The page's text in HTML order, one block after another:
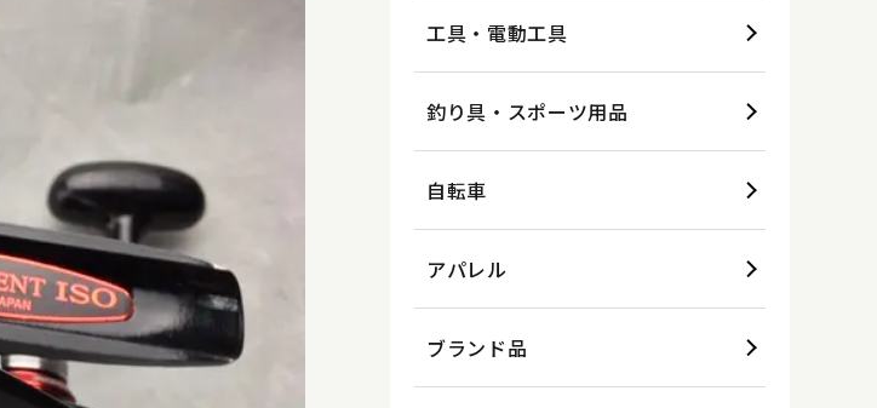
工具・電動工具
釣り具・スポーツ用品
自転車
アパレル
ブランド品